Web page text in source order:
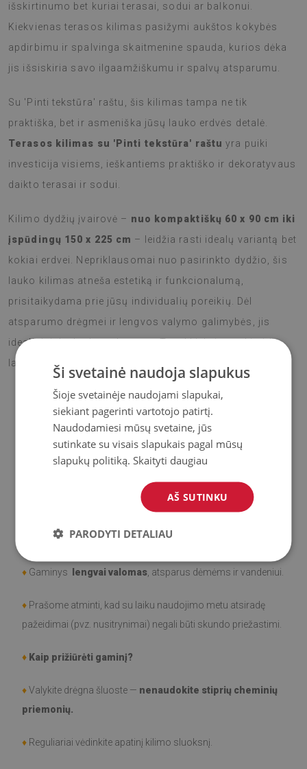
išskirtinumo bet kuriai terasai, sodui ar balkonui.
Kiekvienas terasos kilimas pasižymi aukštos kokybės
apdirbimu ir spalvinga skaitmenine spauda, kurios dėka
jis išsiskiria savo ilgaamžiškumu ir spalvų atsparumu.
Su 'Pinti tekstūra' raštu, šis kilimas tampa ne tik
praktiška, bet ir asmeniška jūsų lauko erdvės detalė.
Terasos kilimas su 'Pinti tekstūra' raštu yra puiki
investicija visiems, ieškantiems praktiško ir dekoratyvaus
daikto terasai ir sodui.
Kilimo dydžių įvairovė – nuo kompaktiškų 60 x 90 cm iki
įspūdingų 150 x 225 cm – leidžia rasti idealų variantą bet
kokiai erdvei. Nepriklausomai nuo pasirinkto dydžio, šis
lauko kilimas atneša estetiką ir funkcionalumą,
prisitaikydama prie jūsų individualių poreikių. Dėl
atsparumo drėgmei ir lengvos valymo galimybės, jis
idealiai tinka lauko sąlygoms. Tegul kiekviena akimirka
lauke su šiuo kilimu tampa jaukesnė ir spalvingesnė!
: Vinilas padengtas PES tinkleliu.
1,6 mm
Didelis atsparumas spalvos pasikeitimui ir
Kilimainėra neslidūs;
♦ Gaminys lengvai valomas , atsparus dėmėms ir vandeniui.
♦ Prašome atminti, kad su laiku naudojimo metu atsiradę
pažeidimai (pvz. nusitrynimai) negali būti skundo priežastimi.
♦ Kaip prižiūrėti gaminį?
♦Valykite drėgna šluoste — nenaudokite stiprių cheminių
priemonių.
♦ Reguliariai vėdinkite apatinį kilimo sluoksnį.
Ši svetainė naudoja slapukus
Šioje svetainėje naudojami slapukai,
siekiant pagerinti vartotojo patirtį.
Naudodamiesi mūsų svetaine, jūs
sutinkate su visais slapukais pagal mūsų
slapukų politiką.Skaityti daugiau
AŠ SUTINKU
PARODYTI DETALIAU